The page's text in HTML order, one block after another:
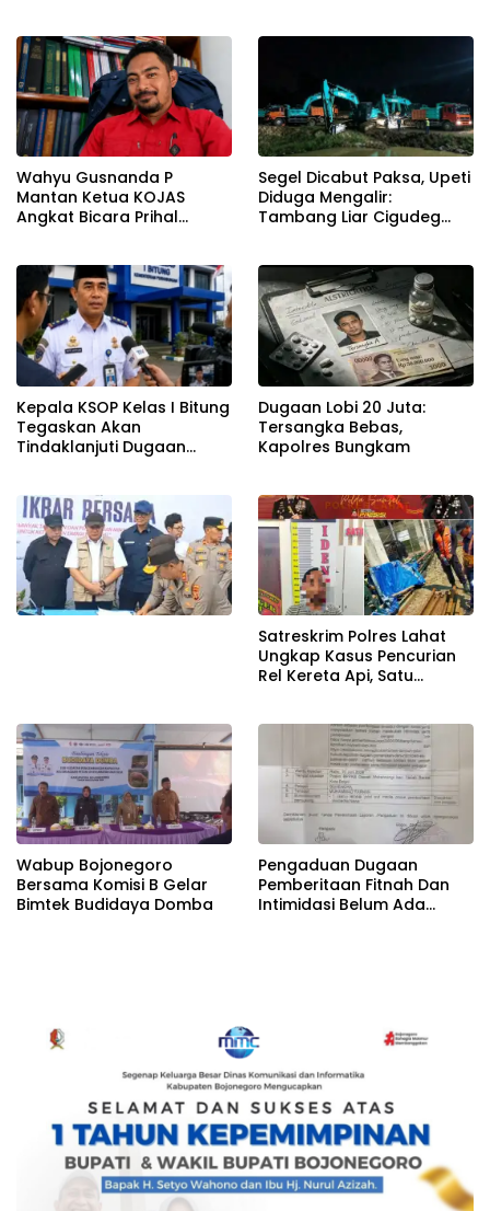
Wahyu Gusnanda P
Mantan Ketua KOJAS
Angkat Bicara Prihal
Segel Dicabut Paksa, Upeti
Diduga Mengalir:
Tambang Liar Cigudeg
Kepala KSOP Kelas I Bitung
Tegaskan Akan
Tindaklanjuti Dugaan
Masyarakat
Dugaan Lobi 20 Juta:
Tersangka Bebas,
Kapolres Bungkam
Satreskrim Polres Lahat
Ungkap Kasus Pencurian
Rel Kereta Api, Satu
Wabup Bojonegoro
Bersama Komisi B Gelar
Bimtek Budidaya Domba
Pengaduan Dugaan
Pemberitaan Fitnah Dan
Intimidasi Belum Ada